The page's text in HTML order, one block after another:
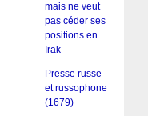
mais ne veut
pas céder ses
positions en
Irak
Presse russe
et russophone
(1679)